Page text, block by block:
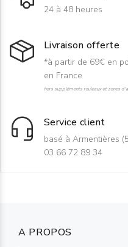
24 à 48 heures
Livraison offerte
*à partir de 69€ en
en France
hors suppléments rouleaux et zones
Service client
basé à Armentières
03 66 72 89 34
A PROPOS